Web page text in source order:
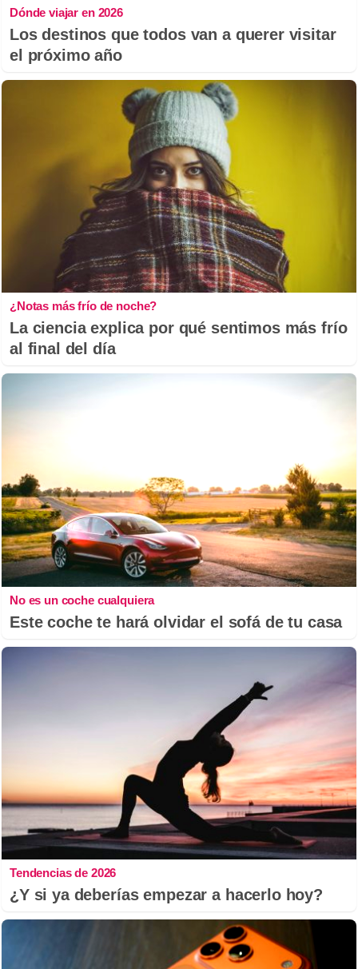
Dónde viajar en 2026
Los destinos que todos van a querer visitar
el próximo año
¿Notas más frío de noche?
La ciencia explica por qué sentimos más frío
al final del día
No es un coche cualquiera
Este coche te hará olvidar el sofá de tu casa
Tendencias de 2026
¿Y si ya deberías empezar a hacerlo hoy?